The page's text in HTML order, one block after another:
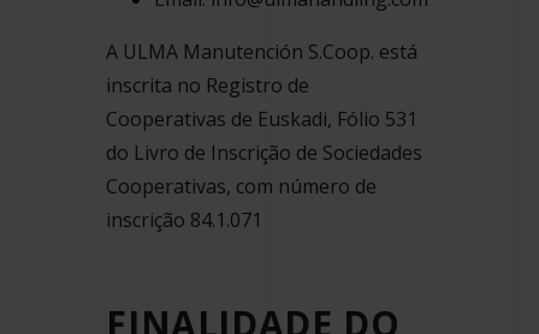
A ULMA Manutención S.Coop. está
inscrita no Registro de
Cooperativas de Euskadi, Fólio 531
do Livro de Inscrição de Sociedades
Cooperativas, com número de
inscrição 84.1.071
FINALIDADE DO